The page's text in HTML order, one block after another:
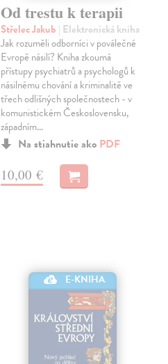
Od trestu k terapii
Střelec Jakub | Elektronická kniha
Jak rozuměli odborníci v poválečné
Evropě násilí? Kniha zkoumá
přístupy psychiatrů a psychologů k
násilnému chování a kriminalitě ve
třech odlišných společnostech - v
komunistickém Československu,
západním…
Na stiahnutie ako PDF
10,00 €
E-KNIHA